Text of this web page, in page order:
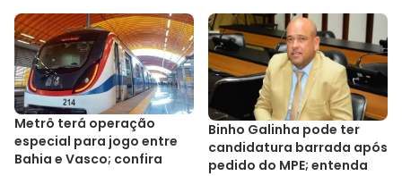
Metrô terá operação
especial para jogo entre
Bahia e Vasco; confira
Binho Galinha pode ter
candidatura barrada após
pedido do MPE; entenda